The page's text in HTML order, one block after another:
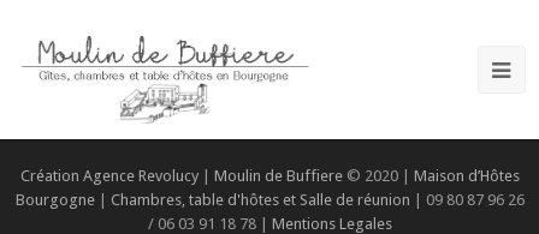
Création Agence Revolucy| Moulin de Buffiere© 2020 | Maison d’Hôtes
Bourgogne| Chambres, table d'hôtes et Salle de réunion
| 09 80 87 96 26
/ 06 03 91 18 78 | Mentions Legales